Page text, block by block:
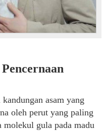
asam yang
oleh perut yang paling
molekul gula pada madu